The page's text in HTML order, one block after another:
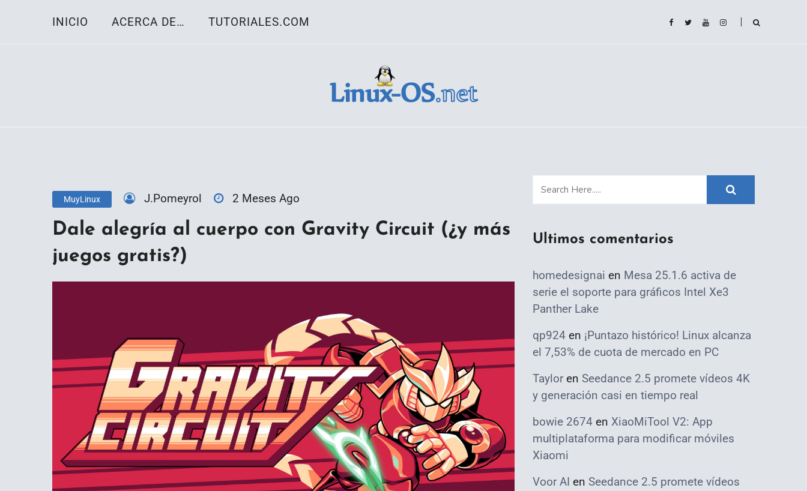
INICIO ACERCA DE… TUTORIALES.COM
MuyLinux J.Pomeyrol 2 Meses Ago
Dale alegría al cuerpo con Gravity Circuit (¿y más
juegos gratis?)
Ultimos comentarios
homedesignai en Mesa 25.1.6 activa de
serie el soporte para gráficos Intel Xe3
Panther Lake
qp924 en ¡Puntazo histórico! Linux alcanza
el 7,53% de cuota de mercado en PC
Taylor en Seedance 2.5 promete vídeos 4K
y generación casi en tiempo real
bowie 2674 en XiaoMiTool V2: App
multiplataforma para modificar móviles
Xiaomi
Voor AI en Seedance 2.5 promete vídeos